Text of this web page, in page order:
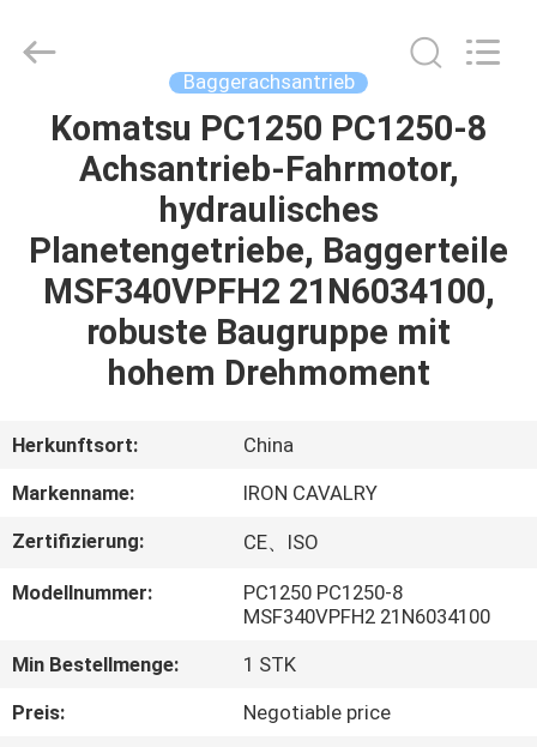
STARTSEITE
PRODUKTE
VIDEOS
ÜBER
FABRIK
QUALITÄTSKONTROLLE
Machinery
Baggerachsantrieb
Komatsu PC1250 PC1250-8
Achsantrieb-Fahrmotor,
hydraulisches
Planetengetriebe, Baggerteile
MSF340VPFH2 21N6034100,
robuste Baugruppe mit
hohem Drehmoment
Herkunftsort:
China
Markenname:
IRON CAVALRY
Zertifizierung:
CE、ISO
Modellnummer:
PC1250 PC1250-8
MSF340VPFH2 21N6034100
Min Bestellmenge:
1 STK
Preis:
Negotiable price